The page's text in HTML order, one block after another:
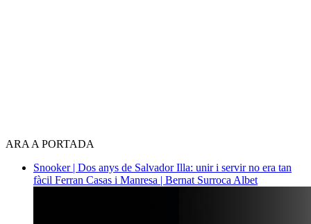
ARA A PORTADA
Snooker | Dos anys de Salvador Illa: unir i servir no era tan
fàcil Ferran Casas i Manresa | Bernat Surroca Albet